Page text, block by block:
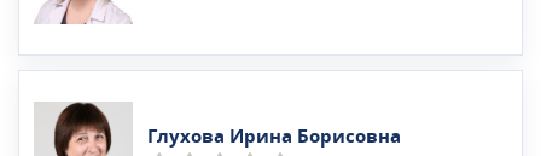
Глухова Ирина Борисовна